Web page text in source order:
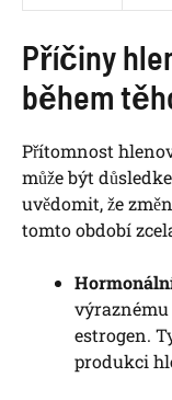
Příčiny
během
Přítomnost
může být
uvědomit, že
tomto období
estrogen.
produkci